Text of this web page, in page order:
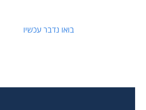
בואו נדבר עכשיו